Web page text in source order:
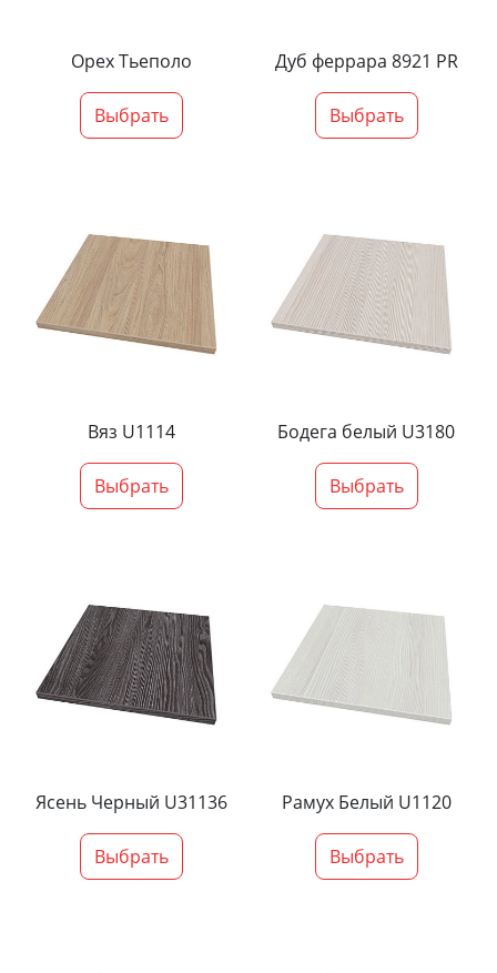
Орех Тьеполо
Выбрать
Дуб феррара 8921 PR
Выбрать
Вяз U1114
Выбрать
Бодега белый U3180
Выбрать
Ясень Черный U31136
Выбрать
Рамух Белый U1120
Выбрать